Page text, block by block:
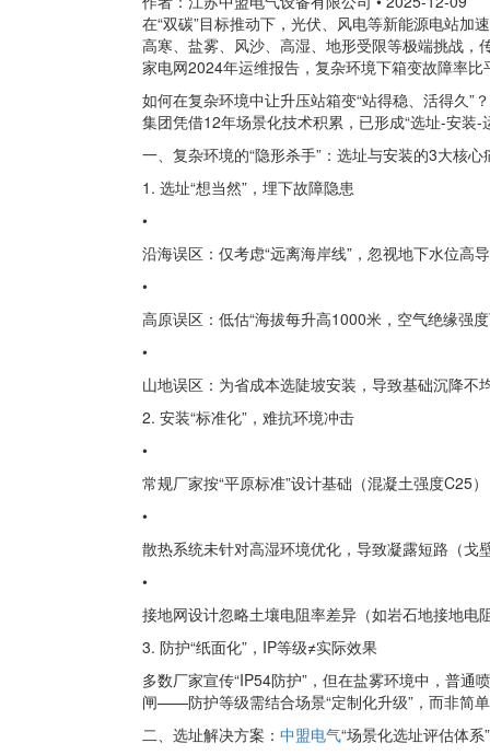
在“双碳”目标推动下，光伏、风电等新能源电站加
高寒、盐雾、风沙、高湿、地形受限等极端挑战，
家电网2024年运维报告，复杂环境下箱变故障率
如何在复杂环境中让升压站箱变“站得稳、活得久”
集团凭借12年场景化技术积累，已形成“选址-安装
一、复杂环境的“隐形杀手”：选址与安装的3大核心
1. 选址“想当然”，埋下故障隐患
•
沿海误区：仅考虑“远离海岸线”，忽视地下水位高
•
高原误区：低估“海拔每升高1000米，空气绝缘强
•
山地误区：为省成本选陡坡安装，导致基础沉降不
2. 安装“标准化”，难抗环境冲击
•
常规厂家按“平原标准”设计基础（混凝土强度C25
•
散热系统未针对高湿环境优化，导致凝露短路（戈
•
接地网设计忽略土壤电阻率差异（如岩石地接地电
3. 防护“纸面化”，IP等级≠实际效果
多数厂家宣传“IP54防护”，但在盐雾环境中，普
闸——防护等级需结合场景“定制化升级”，而非简
二、选址解决方案： 中盟电气“场景化选址评估体系”